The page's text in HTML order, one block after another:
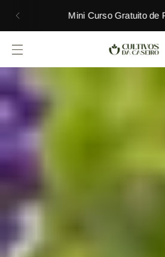
Mini Curso Gratuito de